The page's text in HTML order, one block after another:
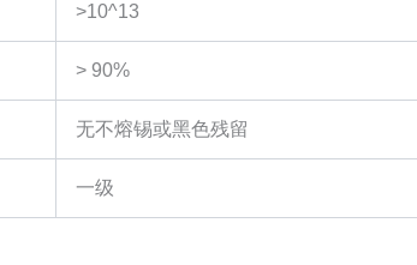
>10^13
> 90%
无不熔锡或黑色残留
一级